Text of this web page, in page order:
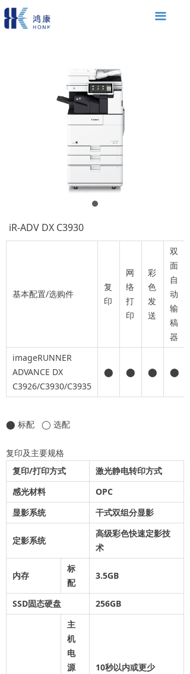
끀
基本配置/选购件
复
印
网
络
打
印
彩
色
发
送
双
面
自
动
输
稿
器
imageRUNNER
ADVANCE DX
C3926/C3930/C3935
⬤ ⬤ ⬤ ⬤
⬤ 标配 ◯ 选配
复印及主要规格
复印/打印方式
激光静电转印方式
感光材料
OPC
显影系统
干式双组分显影
定影系统
高级彩色快速定影技
术
内存
标
配
3.5GB
SSD固态硬盘 256GB
主
机
电
源
10秒以内或更少
iR-ADV DX C3930